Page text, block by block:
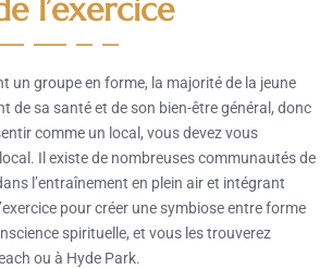
l’exercice
un groupe en forme, la majorité de la jeune
de sa santé et de son bien-être général, donc
comme un local, vous devez vous
Il existe de nombreuses communautés de
l’entraînement en plein air et intégrant
pour créer une symbiose entre forme
spirituelle, et vous les trouverez
ou à Hyde Park.